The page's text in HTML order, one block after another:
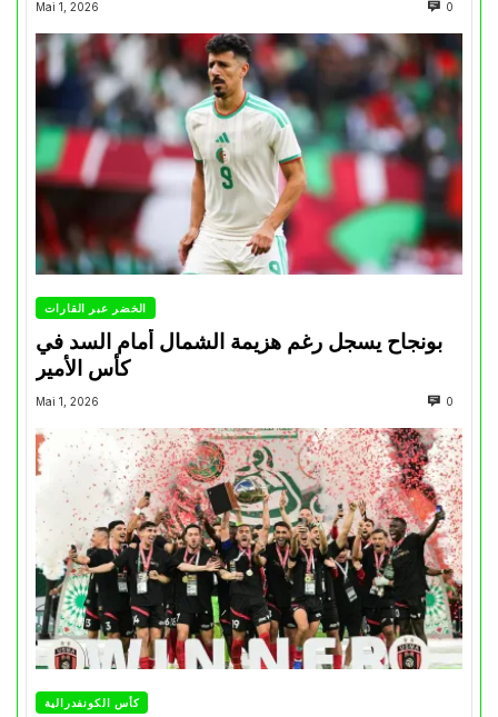
Mai 1, 2026 0
الخضر عبر القارات
بونجاح يسجل رغم هزيمة الشمال أمام السد في
كأس الأمير
Mai 1, 2026 0
كأس الكونفدرالية